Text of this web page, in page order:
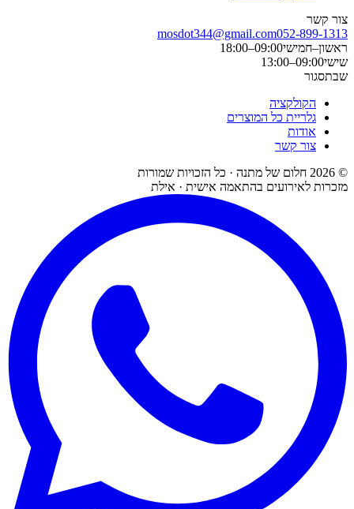
צור קשר
052-899-1313
mosdot344@gmail.com
ראשון–חמישי09:00–18:00
שישי09:00–13:00
שבתסגור
הקולקציה
גלריית כל המוצרים
אודות
צור קשר
©
2026 חלום של מתנה · כל הזכויות שמורות
מזכרות לאירועים בהתאמה אישית · אילת